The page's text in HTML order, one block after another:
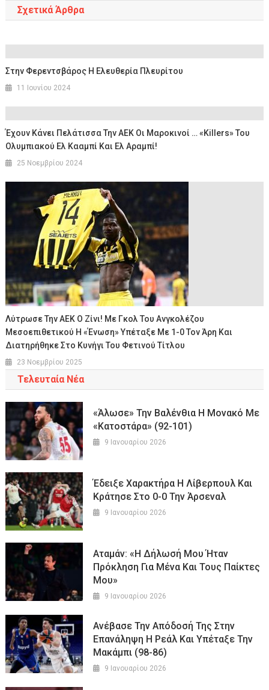
Σχετικά Άρθρα
Στην Φερεντσβάρος Η Ελευθερία Πλευρίτου
11 Ιουνίου 2024
Έχουν Κάνει Πελάτισσα Την ΑΕΚ Οι Μαροκινοί … «killers» Του
Ολυμπιακού Ελ Κααμπί Και Ελ Αραμπί!
25 Νοεμβρίου 2024
Λύτρωσε Την ΑΕΚ Ο Ζίνι! Με Γκολ Του Ανγκολέζου
Μεσοεπιθετικού Η «Ένωση» Υπέταξε Με 1-0 Τον Άρη Και
Διατηρήθηκε Στο Κυνήγι Του Φετινού Τίτλου
23 Νοεμβρίου 2025
Τελευταία Νέα
«Άλωσε» Την Βαλένθια Η Μονακό Με
«κατοστάρα» (92-101)
9 Ιανουαρίου 2026
Έδειξε Χαρακτήρα Η Λίβερπουλ Και
Κράτησε Στο 0-0 Την Άρσεναλ
9 Ιανουαρίου 2026
Αταμάν: «Η Δήλωσή Μου Ήταν
Πρόκληση Για Μένα Και Τους Παίκτες
Μου»
9 Ιανουαρίου 2026
Ανέβασε Την Απόδοσή Της Στην
Επανάληψη Η Ρεάλ Και Υπέταξε Την
Μακάμπι (98-86)
9 Ιανουαρίου 2026